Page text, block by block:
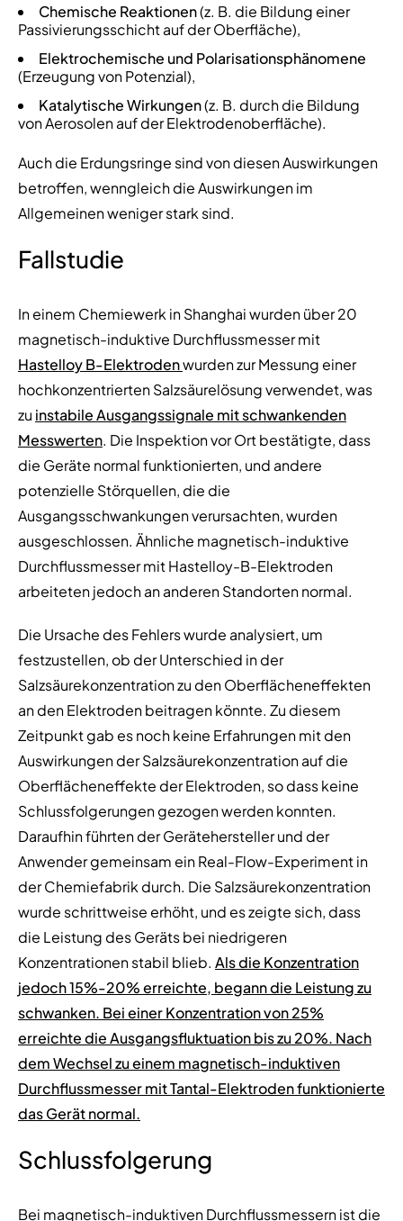
Chemische Reaktionen(z. B. die Bildung einer
Passivierungsschicht auf der Oberfläche),
Elektrochemische und Polarisationsphänomene
(Erzeugung von Potenzial),
Katalytische Wirkungen(z. B. durch die Bildung
von Aerosolen auf der Elektrodenoberfläche).
Auch die Erdungsringe sind von diesen Auswirkungen
betroffen, wenngleich die Auswirkungen im
Allgemeinen weniger stark sind.
Fallstudie
In einem Chemiewerk in Shanghai wurden über 20
magnetisch-induktive Durchflussmesser mit
Hastelloy B-Elektrodenwurden zur Messung einer
hochkonzentrierten Salzsäurelösung verwendet, was
zu instabile Ausgangssignale mit schwankenden
Messwerten. Die Inspektion vor Ort bestätigte, dass
die Geräte normal funktionierten, und andere
potenzielle Störquellen, die die
Ausgangsschwankungen verursachten, wurden
ausgeschlossen. Ähnliche magnetisch-induktive
Durchflussmesser mit Hastelloy-B-Elektroden
arbeiteten jedoch an anderen Standorten normal.
Die Ursache des Fehlers wurde analysiert, um
festzustellen, ob der Unterschied in der
Salzsäurekonzentration zu den Oberflächeneffekten
an den Elektroden beitragen könnte. Zu diesem
Zeitpunkt gab es noch keine Erfahrungen mit den
Auswirkungen der Salzsäurekonzentration auf die
Oberflächeneffekte der Elektroden, so dass keine
Schlussfolgerungen gezogen werden konnten.
Daraufhin führten der Gerätehersteller und der
Anwender gemeinsam ein Real-Flow-Experiment in
der Chemiefabrik durch. Die Salzsäurekonzentration
wurde schrittweise erhöht, und es zeigte sich, dass
die Leistung des Geräts bei niedrigeren
Konzentrationen stabil blieb. Als die Konzentration
jedoch 15%-20% erreichte, begann die Leistung zu
schwanken. Bei einer Konzentration von 25%
erreichte die Ausgangsfluktuation bis zu 20%. Nach
dem Wechsel zu einem magnetisch-induktiven
Durchflussmesser mit Tantal-Elektroden funktionierte
das Gerät normal.
Schlussfolgerung
Bei magnetisch-induktiven Durchflussmessern ist die